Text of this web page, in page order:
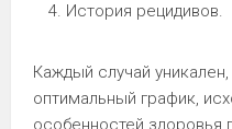
История рецидивов.
Каждый случай
оптимальный график,
особенностей здоровья